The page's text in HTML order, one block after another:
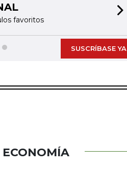
favoritos
SUSCRÍBASE YA
ECONOMÍA